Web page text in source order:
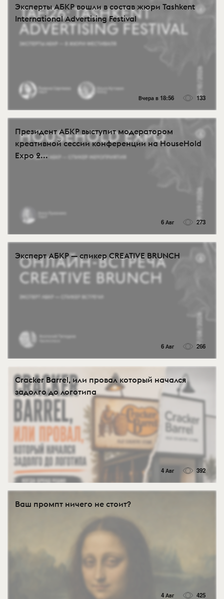
Эксперты АБКР вошли в состав жюри Tashkent
International Advertising Festival
Вчера в 18:56 133
Президент АБКР выступит модератором
креативной сессии конференции на HouseHold
Expo 2...
6 Авг 273
Эксперт АБКР — спикер CREATIVE BRUNCH
6 Авг 266
Cracker Barrel, или провал который начался
задолго до логотипа
4 Авг 392
Ваш промпт ничего не стоит?
4 Авг 425